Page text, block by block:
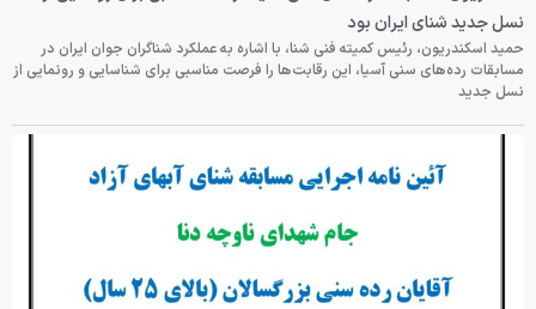
نسل جدید شنای ایران بود
حمید اسکندریون، رئیس کمیته فنی شنا، با اشاره به عملکرد شناگران جوان ایران در
مسابقات رده‌های سنی آسیا، این رقابت‌ها را فرصت مناسبی برای شناسایی و رونمایی از
نسل جدید